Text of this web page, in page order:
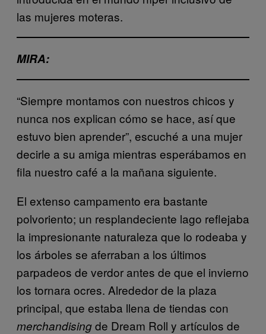
las mujeres moteras.
MIRA:
“Siempre montamos con nuestros chicos y
nunca nos explican cómo se hace, así que
estuvo bien aprender”, escuché a una mujer
decirle a su amiga mientras esperábamos en
fila nuestro café a la mañana siguiente.
El extenso campamento era bastante
polvoriento; un resplandeciente lago reflejaba
la impresionante naturaleza que lo rodeaba y
los árboles se aferraban a los últimos
parpadeos de verdor antes de que el invierno
los tornara ocres. Alrededor de la plaza
principal, que estaba llena de tiendas con
merchandisingde Dream Roll y artículos de